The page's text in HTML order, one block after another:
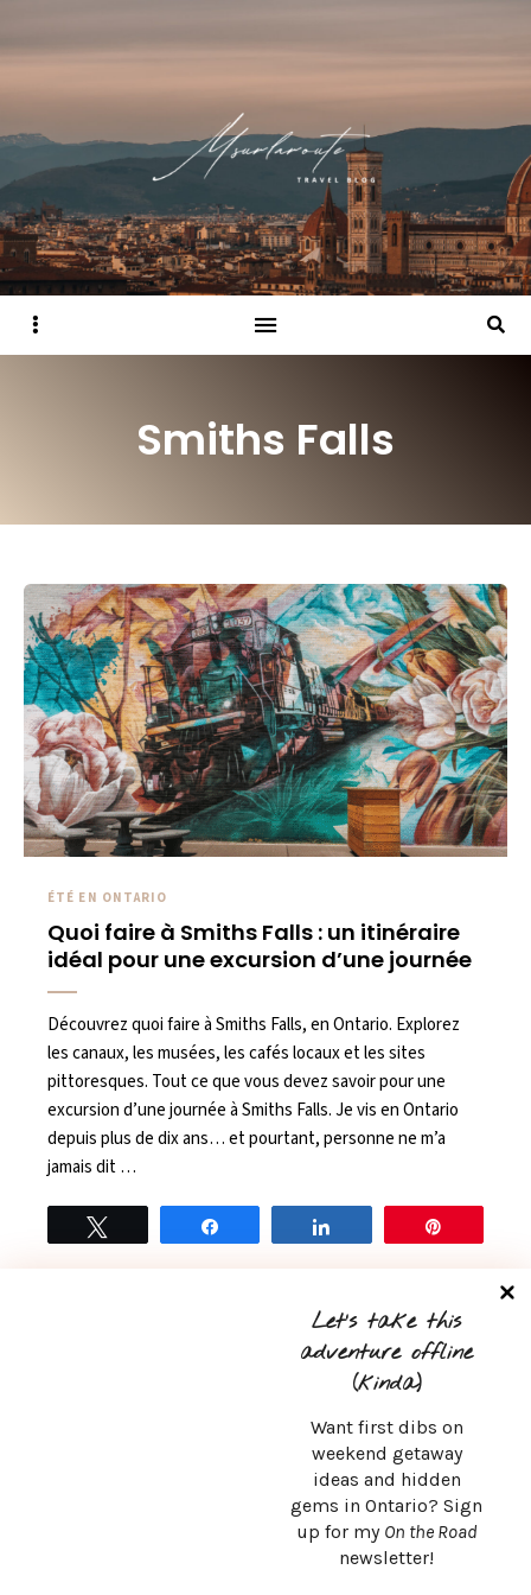
Sidebar
Smiths Falls
ÉTÉ EN ONTARIO
Quoi faire à Smiths Falls : un itinéraire
idéal pour une excursion d’une journée
Découvrez quoi faire à Smiths Falls, en Ontario. Explorez
les canaux, les musées, les cafés locaux et les sites
pittoresques. Tout ce que vous devez savoir pour une
excursion d’une journée à Smiths Falls. Je vis en Ontario
depuis plus de dix ans… et pourtant, personne ne m’a
jamais dit …
Let’s take this
adventure offline
(kinda)
Want first dibs on
weekend getaway
ideas and hidden
gems in Ontario? Sign
up for my On the Road
newsletter!